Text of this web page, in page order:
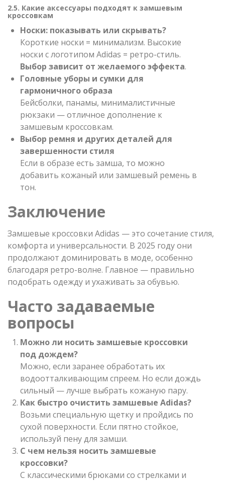
2.5. Какие аксессуары подходят к замшевым
кроссовкам
Носки: показывать или скрывать?
Короткие носки = минимализм. Высокие
носки с логотипом Adidas = ретро-стиль.
Выбор зависит от желаемого эффекта.
Головные уборы и сумки для
гармоничного образа
Бейсболки, панамы, минималистичные
рюкзаки — отличное дополнение к
замшевым кроссовкам.
Выбор ремня и других деталей для
завершенности стиля
Если в образе есть замша, то можно
добавить кожаный или замшевый ремень в
тон.
Заключение
Замшевые кроссовки Adidas — это сочетание стиля,
комфорта и универсальности. В 2025 году они
продолжают доминировать в моде, особенно
благодаря ретро-волне. Главное — правильно
подобрать одежду и ухаживать за обувью.
Часто задаваемые
вопросы
Можно ли носить замшевые кроссовки
под дождем?
Можно, если заранее обработать их
водоотталкивающим спреем. Но если дождь
сильный — лучше выбрать кожаную пару.
Как быстро очистить замшевые Adidas?
Возьми специальную щетку и пройдись по
сухой поверхности. Если пятно стойкое,
используй пену для замши.
С чем нельзя носить замшевые
кроссовки?
С классическими брюками со стрелками и